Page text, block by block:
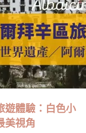
遊體驗：白色小
美視角